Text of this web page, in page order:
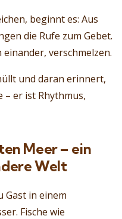
beginnt es: Aus
die Rufe zum Gebet.
verschmelzen.
und daran erinnert,
– er ist Rhythmus,
Meer – ein
Welt
Gast in einem
Fische wie